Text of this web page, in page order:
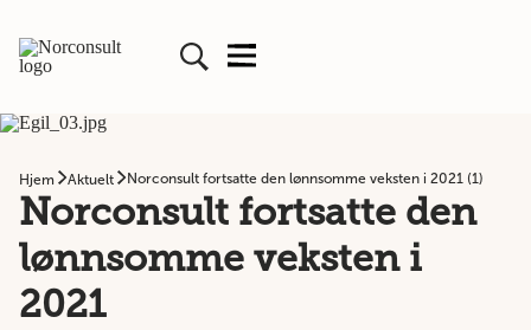
Hjem Aktuelt Norconsult fortsatte den lønnsomme veksten i 2021 (1)
Norconsult fortsatte den
lønnsomme veksten i
2021